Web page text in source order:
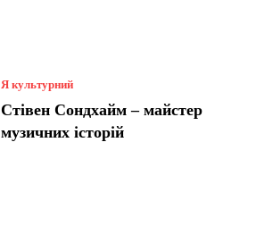
Я культурний
Стівен Сондхайм – майстер
музичних історій